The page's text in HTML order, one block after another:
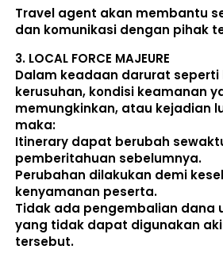
Travel agent akan membantu
dan komunikasi dengan pihak
3. LOCAL FORCE MAJEURE
Dalam keadaan darurat
kerusuhan, kondisi keamanan
memungkinkan, atau kejadian
maka:
Itinerary dapat berubah
pemberitahuan sebelumnya.
Perubahan dilakukan demi
kenyamanan peserta.
Tidak ada pengembalian dana
yang tidak dapat digunakan
tersebut.